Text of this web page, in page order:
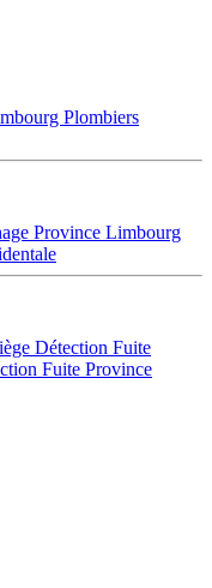
Plombiers
Province Limbourg
Détection Fuite
Fuite Province